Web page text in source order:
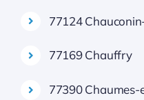
77124
77169 Chauffry
77390 Chaumes-